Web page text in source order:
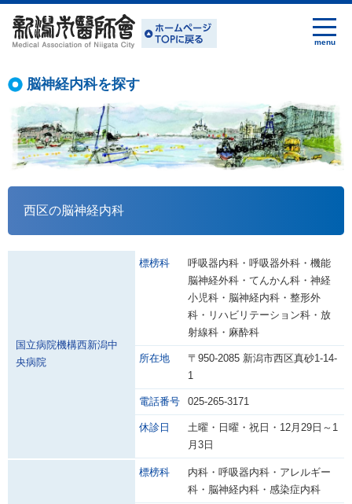
脳神経内科を探す
西区の脳神経内科
国立病院機構西新潟中
央病院
標榜科
呼吸器内科・呼吸器外科・機能
脳神経外科・てんかん科・神経
小児科・脳神経内科・整形外
科・リハビリテーション科・放
射線科・麻酔科
所在地
〒950-2085 新潟市西区真砂1-14-
1
電話番号 025-265-3171
休診日
土曜・日曜・祝日・12月29日～1
月3日
標榜科
内科・呼吸器内科・アレルギー
科・脳神経内科・感染症内科